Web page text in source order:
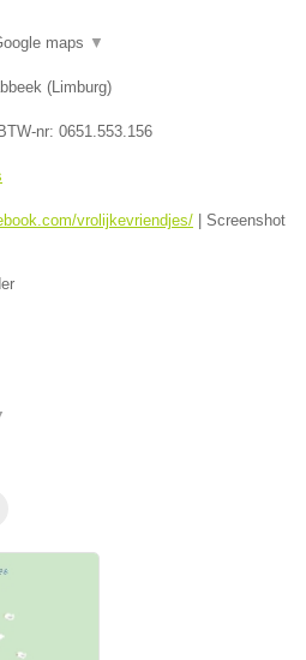
maps ▼
( Limburg)
BTW-nr: 0651.553.156
vrolijkevriendjes/
Screenshot